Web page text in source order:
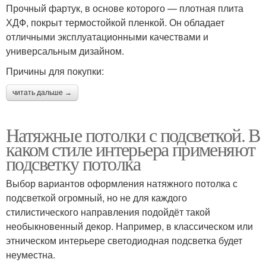
Прочный фартук, в основе которого — плотная плита
ХДФ, покрыт термостойкой пленкой. Он обладает
отличными эксплуатационными качествами и
универсальным дизайном.
Причины для покупки:
читать дальше →
Натяжные потолки с подсветкой. В
каком стиле интерьера применяют
подсветку потолка
Выбор вариантов оформления натяжного потолка с
подсветкой огромный, но не для каждого
стилистического направления подойдёт такой
необыкновенный декор. Например, в классическом или
этническом интерьере светодиодная подсветка будет
неуместна.